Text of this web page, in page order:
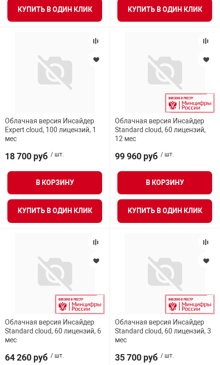
КУПИТЬ В ОДИН КЛИК КУПИТЬ В ОДИН КЛИК
Облачная версия Инсайдер
Expert cloud, 100 лицензий, 1
мес
18 700 руб / шт.
В КОРЗИНУ
КУПИТЬ В ОДИН КЛИК
Облачная версия Инсайдер
Standard cloud, 60 лицензий,
12 мес
99 960 руб / шт.
В КОРЗИНУ
КУПИТЬ В ОДИН КЛИК
Облачная версия Инсайдер
Standard cloud, 60 лицензий, 6
мес
64 260 руб / шт.
Облачная версия Инсайдер
Standard cloud, 60 лицензий, 3
мес
35 700 руб / шт.